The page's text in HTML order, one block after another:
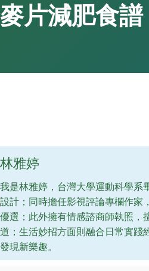
片減肥食
林雅婷
我是林雅婷，台灣大學運動科學系
設計；同時擔任影視評論專欄作家
優選；此外擁有情感諮商師執照，
道；生活妙招方面則融合日常實踐
發現新樂趣。